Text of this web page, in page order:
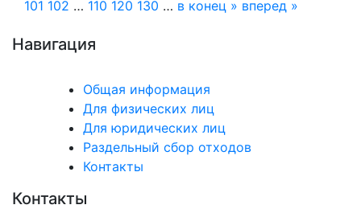
101 102 … 110 120 130 … в конец » вперед »
Навигация
Общая информация
Для физических лиц
Для юридических лиц
Раздельный сбор отходов
Контакты
Контакты